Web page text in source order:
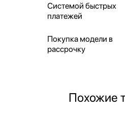
Системой быстрых
платежей
Покупка модели в
рассрочку
Похожие